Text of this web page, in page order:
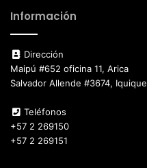
Información
Dirección
Maipú #652 oficina 11, Arica
Salvador Allende #3674, Iquique
Teléfonos
+57 2 269150
+57 2 269151